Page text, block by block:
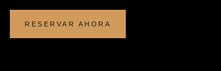
RESERVAR AHORA